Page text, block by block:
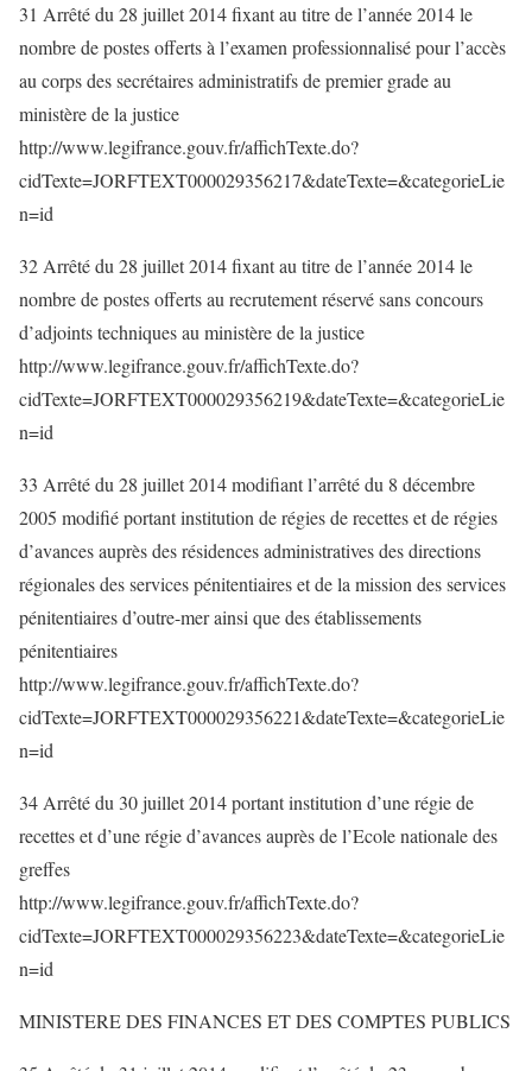
31 Arrêté du 28 juillet 2014 fixant au titre de l’année 2014 le
nombre de postes offerts à l’examen professionnalisé pour l’accès
au corps des secrétaires administratifs de premier grade au
ministère de la justice
http://www.legifrance.gouv.fr/affichTexte.do?
cidTexte=JORFTEXT000029356217&dateTexte=&categorieLie
n=id
32 Arrêté du 28 juillet 2014 fixant au titre de l’année 2014 le
nombre de postes offerts au recrutement réservé sans concours
d’adjoints techniques au ministère de la justice
http://www.legifrance.gouv.fr/affichTexte.do?
cidTexte=JORFTEXT000029356219&dateTexte=&categorieLie
n=id
33 Arrêté du 28 juillet 2014 modifiant l’arrêté du 8 décembre
2005 modifié portant institution de régies de recettes et de régies
d’avances auprès des résidences administratives des directions
régionales des services pénitentiaires et de la mission des services
pénitentiaires d’outre-mer ainsi que des établissements
pénitentiaires
http://www.legifrance.gouv.fr/affichTexte.do?
cidTexte=JORFTEXT000029356221&dateTexte=&categorieLie
n=id
34 Arrêté du 30 juillet 2014 portant institution d’une régie de
recettes et d’une régie d’avances auprès de l’Ecole nationale des
greffes
http://www.legifrance.gouv.fr/affichTexte.do?
cidTexte=JORFTEXT000029356223&dateTexte=&categorieLie
n=id
MINISTERE DES FINANCES ET DES COMPTES PUBLICS